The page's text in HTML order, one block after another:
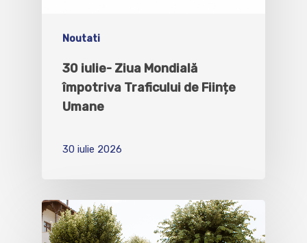
Noutati
30 iulie- Ziua Mondială
împotriva Traficului de Ființe
Umane
30 iulie 2026